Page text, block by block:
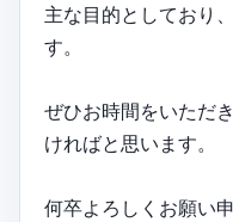
主な目的としており
す。
ぜひお時間をいただ
ければと思います。
何卒よろしくお願い